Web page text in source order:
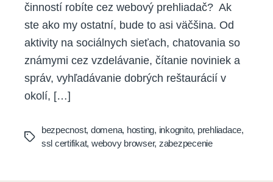
činností robíte cez webový prehliadač? Ak
ste ako my ostatní, bude to asi väčšina. Od
aktivity na sociálnych sieťach, chatovania so
známymi cez vzdelávanie, čítanie noviniek a
správ, vyhľadávanie dobrých reštaurácií v
okolí, […]
Tags
bezpecnost, domena, hosting, inkognito, prehliadace,
ssl certifikat, webovy browser, zabezpecenie